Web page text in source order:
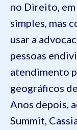
no Direito,
simples, mas
usar a
pessoas
atendimento
geográficos
Anos depois,
Summit,